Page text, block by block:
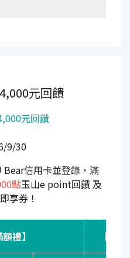
元回饋
元回饋
9/30
信用卡並登錄，滿
點玉山e point回饋 及
享券！
額禮】 【加